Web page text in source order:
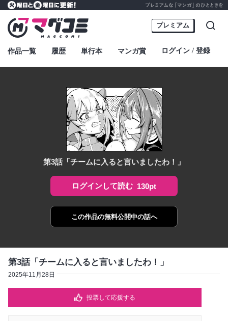
マグコミ – Mag Garden Comic Online
プレミアムな「マンガ」のひとときを
火曜日と金曜日に更新！
プレミアム
作品一覧 履歴 単行本 マンガ賞 ログイン ・
登録
検索
第3話「チームに入ると言いましたわ！」
ログインして読む 130pt
この作品の無料公開中の話へ
第3話「チームに入ると言いましたわ！」
2025年11月28日
投票して応援する